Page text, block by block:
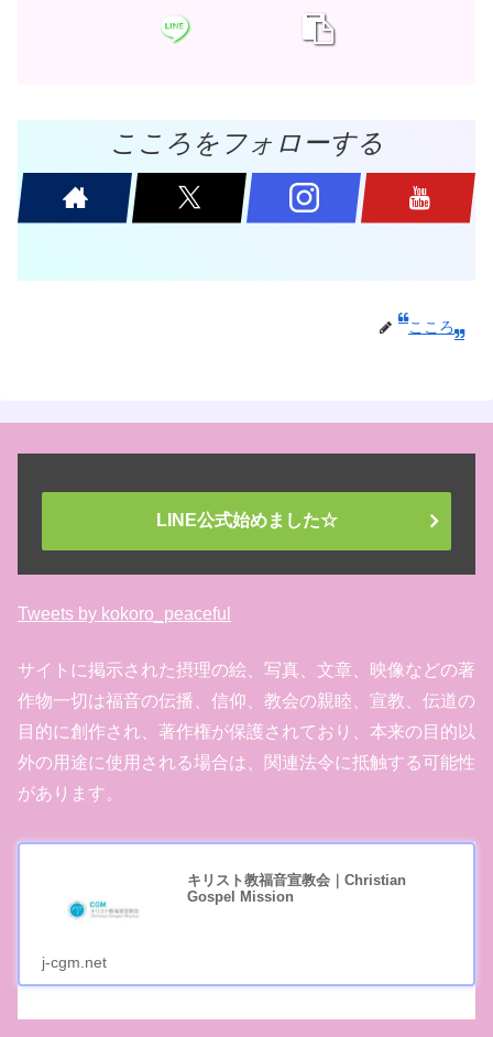
こころをフォローする
こころ
LINE公式始めました☆
Tweets by kokoro_peaceful
サイトに掲示された摂理の絵、写真、文章、映像などの著
作物一切は福音の伝播、信仰、教会の親睦、宣教、伝道の
目的に創作され、著作権が保護されており、本来の目的以
外の用途に使用される場合は、関連法令に抵触する可能性
があります。
キリスト教福音宣教会｜Christian
Gospel Mission
j-cgm.net